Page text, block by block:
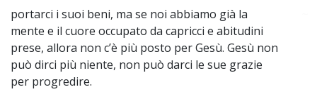
portarci i suoi beni, ma se noi abbiamo già la
mente e il cuore occupato da capricci e abitudini
prese, allora non c’è più posto per Gesù. Gesù non
può dirci più niente, non può darci le sue grazie
per progredire.